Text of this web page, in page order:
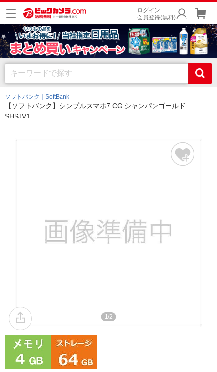
ログイン
会員登録(無料)
ソフトバンク｜SoftBank
【ソフトバンク】シンプルスマホ7 CG シャンパンゴールド
SHSJV1
1/2